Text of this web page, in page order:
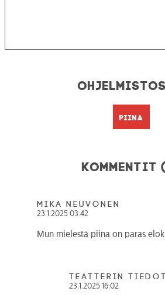
Piina
Kommentit
mika neuvonen
23.1.2025 03:42
Mun mielestä piina on paras
teatterin
23.1.2025 16:02